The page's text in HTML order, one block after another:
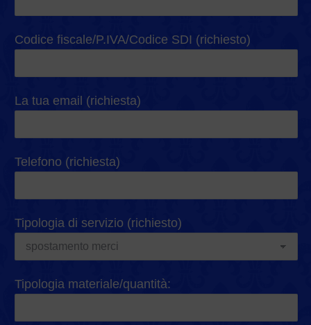
Codice fiscale/P.IVA/Codice SDI (richiesto)
La tua email (richiesta)
Telefono (richiesta)
Tipologia di servizio (richiesto)
Tipologia materiale/quantità: